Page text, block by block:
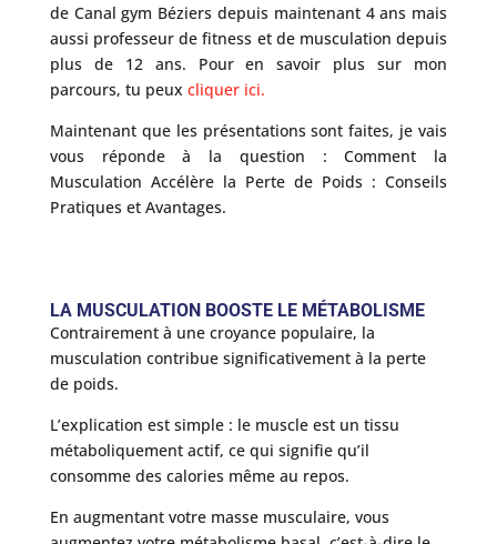
de Canal gym Béziers depuis maintenant 4 ans mais
aussi professeur de fitness et de musculation depuis
plus de 12 ans. Pour en savoir plus sur mon
parcours, tu peux cliquer ici.
Maintenant que les présentations sont faites, je vais
vous réponde à la question : Comment la
Musculation Accélère la Perte de Poids : Conseils
Pratiques et Avantages.
LA MUSCULATION BOOSTE LE MÉTABOLISME
Contrairement à une croyance populaire, la
musculation contribue significativement à la perte
de poids.
L’explication est simple : le muscle est un tissu
métaboliquement actif, ce qui signifie qu’il
consomme des calories même au repos.
En augmentant votre masse musculaire, vous